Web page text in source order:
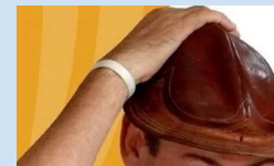
instituições e tecnologias voltadas
técnicas, a feira contará com
agosto, o público poderá prestigiar
seguido de apresentação musical de
reforça a importância do Distrito de
referência na fruticultura irrigada,